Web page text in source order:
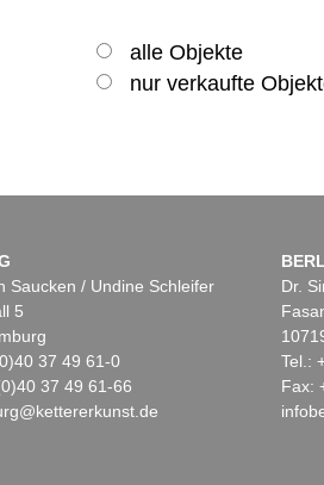
alle Objekte
nur verkaufte
Saucken / Undine Schleifer
5
37 49 61-0
37 49 61-66
Dr.
Tel.:
Fax: